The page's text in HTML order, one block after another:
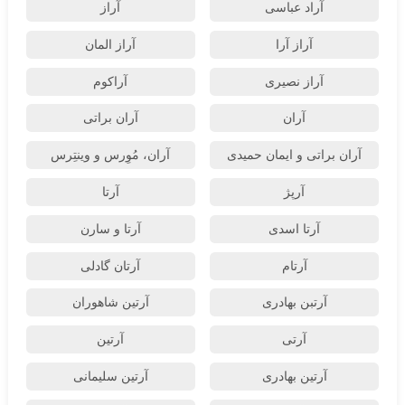
آراد عباسی آراز
آراز آرا آراز المان
آراز نصیری آراکوم
آران آران براتی
آران براتی و ایمان حمیدی آران، مُوِرس و وینتِرس
آرپژ آرتا
آرتا اسدی آرتا و سارن
آرتام آرتان گادلی
آرتبن بهادری آرتين شاهوران
آرتی آرتین
آرتین بهادری آرتین سلیمانی